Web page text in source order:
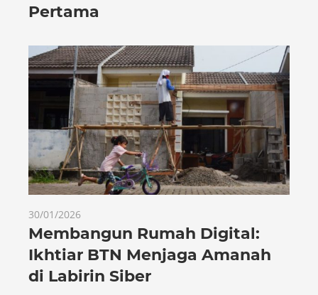
Pertama
30/01/2026
Membangun Rumah Digital:
Ikhtiar BTN Menjaga Amanah
di Labirin Siber